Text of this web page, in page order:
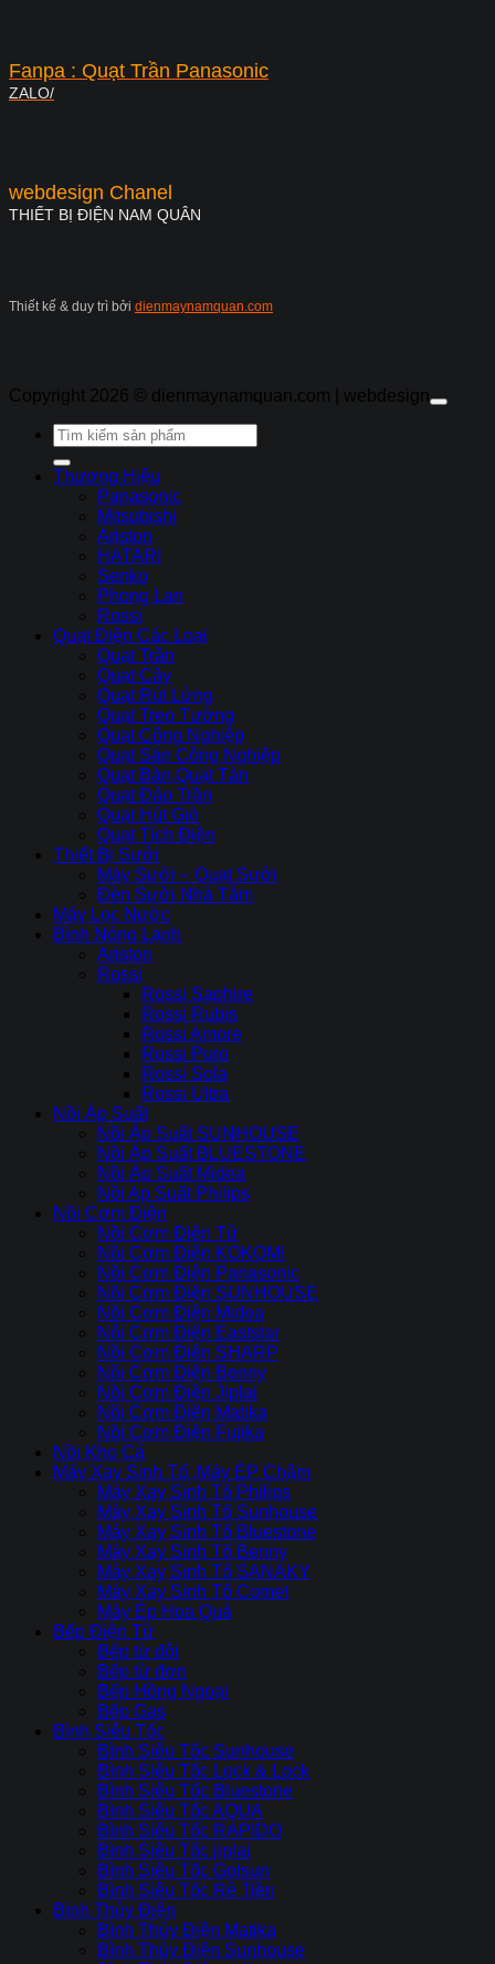
Fanpa : Quạt Trần Panasonic
ZALO/
webdesign Chanel
THIẾT BỊ ĐIỆN NAM QUÂN
Thiết kế & duy trì bởi dienmaynamquan.com
Copyright 2026 © dienmaynamquan.com | webdesign
Tìm
kiếm:
Thương Hiệu
Panasonic
Mitsubishi
Ariston
HATARI
Senko
Phong Lan
Rossi
Quạt Điện Các Loại
Quạt Trần
Quạt Cây
Quạt Rút Lửng
Quạt Treo Tường
Quạt Công Nghiệp
Quạt Sàn Công Nghiệp
Quạt Bàn,Quạt Tản
Quạt Đảo Trần
Quạt Hút Gió
Quạt Tích Điện
Thiết Bị Sưởi
Máy Sưởi – Quạt Sưởi
Đèn Sưởi Nhà Tắm
Máy Lọc Nước
Bình Nóng Lạnh
Ariston
Rossi
Rossi Saphire
Rossi Rubis
Rossi Amore
Rossi Puro
Rossi Sola
Rossi Ultra
Nồi Áp Suất
Nồi Áp Suất SUNHOUSE
Nồi Áp Suất BLUESTONE
Nồi Áp Suất Midea
Nồi Ap Suất Philips
Nồi Cơm Điện
Nồi Cơm Điên Tử
Nồi Cơm Điện KOKOMI
Nồi Cơm Điện Panasonic
Nồi Cơm Điện SUNHOUSE
Nồi Cơm Điện Midea
Nôi Cơm Điện Eaststar
Nồi Cơm Điên SHARP
Nồi Cơm Điện Benny
Nồi Cơm Điện Jiplai
Nồi Cơm Điện Matika
Nồi Cơm Điện Fujika
Nồi Kho Cá
Máy Xay Sinh Tố ,Máy ÉP Chậm
Máy Xay Sinh Tố Philips
Máy Xay Sinh Tố Sunhouse
Máy Xay Sinh Tố Bluestone
Máy Xay Sinh Tố Benny
Máy Xay Sinh Tố SANAKY
Máy Xay Sinh Tố Comet
Máy Ép Hoa Quả
Bếp Điện Từ
Bếp từ đôi
Bếp từ đơn
Bếp Hồng Ngoại
Bếp Gas
Bình Siêu Tốc
Bình Siêu Tốc Sunhouse
Bình Siêu Tốc Lock & Lock
Bình Siêu Tốc Bluestone
Bình Siêu Tốc AQUA
Bình Siêu Tốc RAPIDO
Bình Siêu Tốc jiplai
Bình Siêu Tốc Golsun
Bình Siêu Tốc Rẻ Tiền
Bình Thủy Điện
Bình Thủy Điện Matika
Bình Thủy Điện Sunhouse